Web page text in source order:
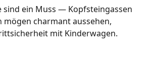
sind ein Muss — Kopfsteingassen
mögen charmant aussehen,
mit Kinderwagen.